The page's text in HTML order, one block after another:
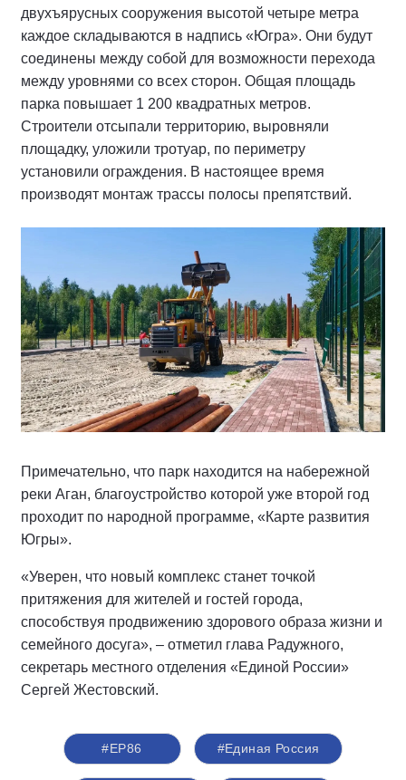
двухъярусных сооружения высотой четыре метра
каждое складываются в надпись «Югра». Они будут
соединены между собой для возможности перехода
между уровнями со всех сторон. Общая площадь
парка повышает 1 200 квадратных метров.
Строители отсыпали территорию, выровняли
площадку, уложили тротуар, по периметру
установили ограждения. В настоящее время
производят монтаж трассы полосы препятствий.
Примечательно, что парк находится на набережной
реки Аган, благоустройство которой уже второй год
проходит по народной программе, «Карте развития
Югры».
«Уверен, что новый комплекс станет точкой
притяжения для жителей и гостей города,
способствуя продвижению здорового образа жизни и
семейного досуга», – отметил глава Радужного,
секретарь местного отделения «Единой России»
Сергей Жестовский.
#ЕР86 #Единая Россия